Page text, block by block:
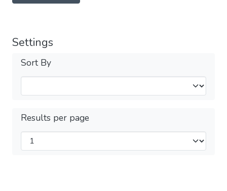
Settings
Sort By
Results per page